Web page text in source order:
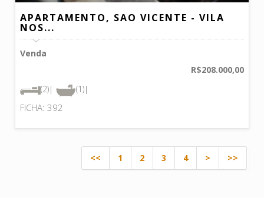
APARTAMENTO, SAO VICENTE - VILA
NOS...
Venda
R$208.000,00
(2)|
(1)|
FICHA: 392
<< 1 2 3 4 > >>